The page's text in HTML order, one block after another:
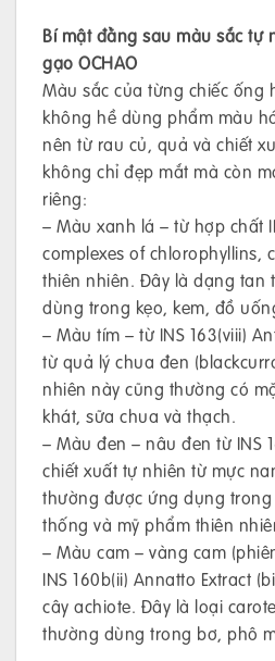
Bí mật đằng sau màu sắc tự
gạo OCHAO
Màu sắc của từng chiếc ống
không hề dùng phẩm màu
nên từ rau củ, quả và chiết
không chỉ đẹp mắt mà còn
riêng:
– Màu xanh lá – từ hợp chất
complexes of chlorophyllins,
thiên nhiên. Đây là dạng tan
dùng trong kẹo, kem, đồ
– Màu tím – từ INS 163(viii)
từ quả lý chua đen
nhiên này cũng thường có
khát, sữa chua và thạch.
– Màu đen – nâu đen từ INS
chiết xuất tự nhiên từ mực
thường được ứng dụng
thống và mỹ phẩm thiên
– Màu cam – vàng cam
INS 160b(ii) Annatto Extract
cây achiote. Đây là loại
thường dùng trong bơ, phô